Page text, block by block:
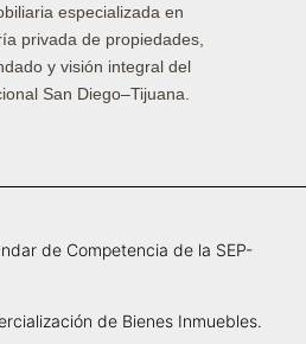
especializada en
privada de propiedades,
y visión integral del
San Diego–Tijuana.
de Competencia de la SEP-
de Bienes Inmuebles.